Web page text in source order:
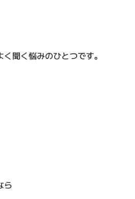
聞く悩みのひとつです。
ら